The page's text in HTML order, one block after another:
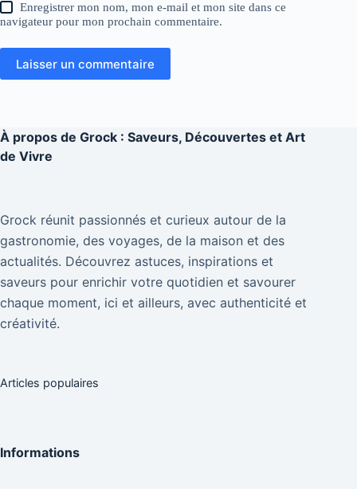
Enregistrer mon nom, mon e-mail et mon site dans ce
navigateur pour mon prochain commentaire.
Laisser un commentaire
À propos de Grock : Saveurs, Découvertes et Art
de Vivre
Grock réunit passionnés et curieux autour de la
gastronomie, des voyages, de la maison et des
actualités. Découvrez astuces, inspirations et
saveurs pour enrichir votre quotidien et savourer
chaque moment, ici et ailleurs, avec authenticité et
créativité.
Articles populaires
Informations